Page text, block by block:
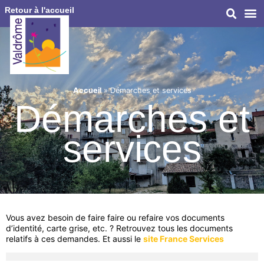
Retour à l'accueil
Accueil»Démarches et services
Démarches et
services
Vous avez besoin de faire faire ou refaire vos documents
d’identité, carte grise, etc. ? Retrouvez tous les documents
relatifs à ces demandes. Et aussi le site France Services